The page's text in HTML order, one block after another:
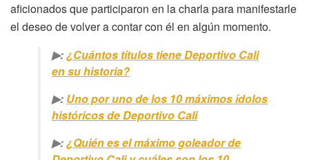
aficionados que participaron en la charla para manifestarle
el deseo de volver a contar con él en algún momento.
▶:¿Cuántos títulos tiene Deportivo Cali
en su historia?
▶: Uno por uno de los 10 máximos ídolos
históricos de Deportivo Cali
▶:¿Quién es el máximo goleador de